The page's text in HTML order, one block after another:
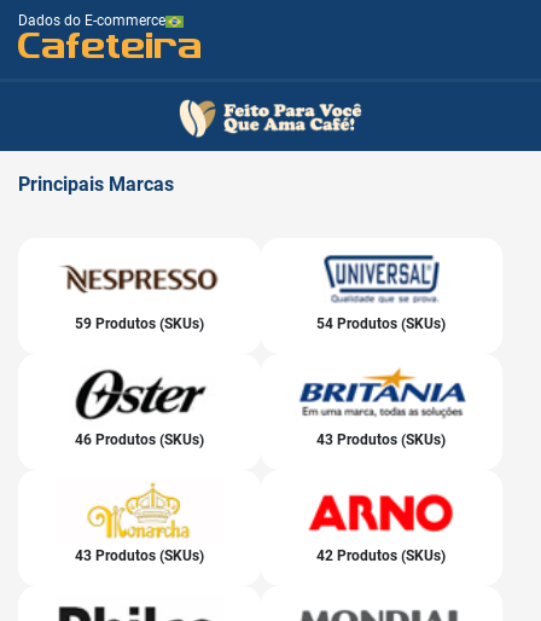
Dados do E-commerce
Cafeteira
Principais Marcas
59 Produtos (SKUs) 54 Produtos (SKUs)
46 Produtos (SKUs) 43 Produtos (SKUs)
43 Produtos (SKUs) 42 Produtos (SKUs)